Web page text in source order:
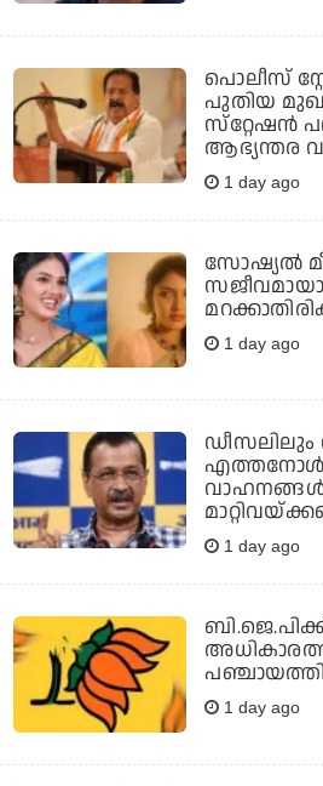
പൊലീസ്
പുതിയ
സ്‌റ്റേഷന്‍
ആഭ്യന്തര
1 day ago
സോഷ്യൽ
1 day ago
ഡീസലിലും
എത്തനോള്‍
1 day ago
1 day ago